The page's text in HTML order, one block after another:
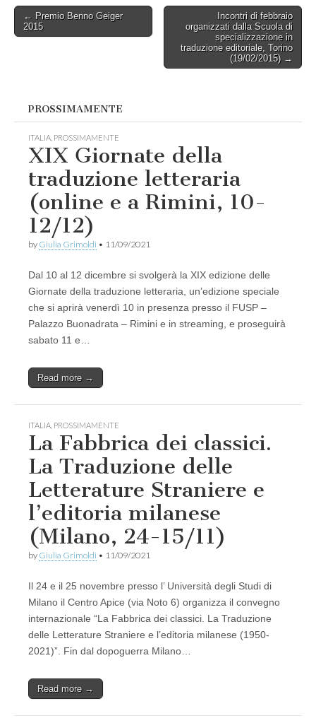
Post
navigation
← Premio Benno Geiger
2015
Incontri di febbraio
organizzati dalla Scuola di
specializzazione in
traduzione editoriale, Torino
(19/02/2015) →
PROSSIMAMENTE
ITALIA PROSSIMAMENTE
XIX Giornate della
traduzione letteraria
(online e a Rimini, 10-
12/12)
by Giulia Grimoldi • 11/09/2021
Dal 10 al 12 dicembre si svolgerà la XIX edizione delle
Giornate della traduzione letteraria, un’edizione speciale
che si aprirà venerdì 10 in presenza presso il FUSP –
Palazzo Buonadrata – Rimini e in streaming, e proseguirà
sabato 11 e…
Read more →
ITALIA PROSSIMAMENTE
La Fabbrica dei classici.
La Traduzione delle
Letterature Straniere e
l’editoria milanese
(Milano, 24-15/11)
by Giulia Grimoldi • 11/09/2021
Il 24 e il 25 novembre presso l’ Università degli Studi di
Milano il Centro Apice (via Noto 6) organizza il convegno
internazionale “La Fabbrica dei classici. La Traduzione
delle Letterature Straniere e l’editoria milanese (1950-
2021)”. Fin dal dopoguerra Milano…
Read more →